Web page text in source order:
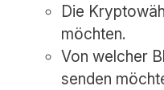
Die
möchten.
Von welcher
senden